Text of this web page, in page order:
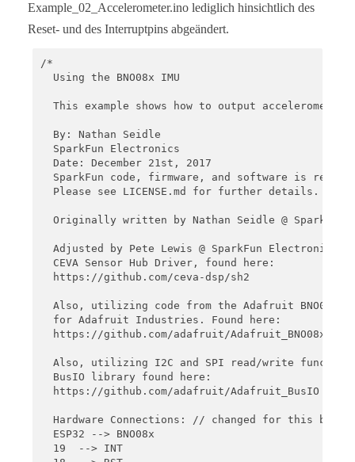
Example_02_Accelerometer.ino lediglich hinsichtlich des
Reset- und des Interruptpins abgeändert.
/*
  Using the BNO08x IMU
This example shows how to output accelerometer
  By: Nathan Seidle
  SparkFun Electronics
  Date: December 21st, 2017
SparkFun code, firmware, and software is
  Please see LICENSE.md for further details.
Originally written by Nathan Seidle @ SparkFun
Adjusted by Pete Lewis @ SparkFun Electronics,
  CEVA Sensor Hub Driver, found here:
  https://github.com/ceva-dsp/sh2
Also, utilizing code from the Adafruit BNO08x
  for Adafruit Industries. Found here:
  https://github.com/adafruit/Adafruit_BNO08x
Also, utilizing I2C and SPI read/write
  BusIO library found here:
  https://github.com/adafruit/Adafruit_BusIO
Hardware Connections: // changed for this blog
  ESP32 --> BNO08x
  19  --> INT